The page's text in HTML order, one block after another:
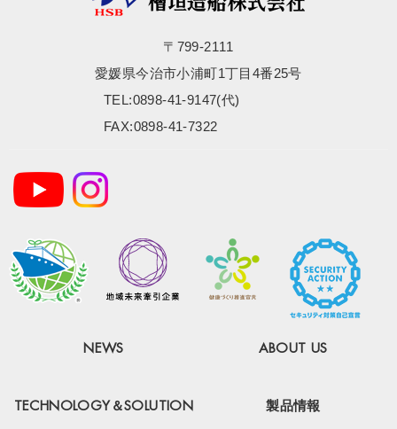
〒799-2111
愛媛県今治市小浦町1丁目4番25号
TEL:0898-41-9147(代)
FAX:0898-41-7322
NEWS ABOUT US
TECHNOLOGY＆SOLUTION 製品情報